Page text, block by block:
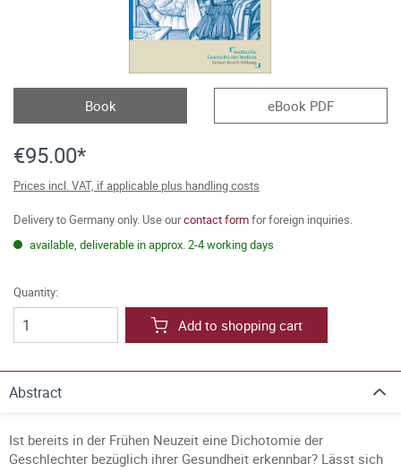
Book eBook PDF
€95.00*
Prices incl. VAT, if applicable plus handling costs
Delivery to Germany only. Use ourcontact formfor foreign inquiries.
available, deliverable in approx. 2-4 working days
Quantity:
Add to shopping cart
Abstract
Ist bereits in der Frühen Neuzeit eine Dichotomie der
Geschlechter bezüglich ihrer Gesundheit erkennbar? Lässt sich